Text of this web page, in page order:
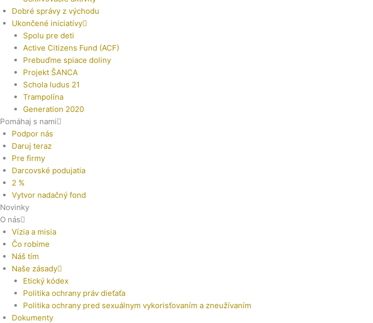
Dobré správy z východu
Ukončené iniciatívy
Spolu pre deti
Active Citizens Fund (ACF)
Prebuďme spiace doliny
Projekt ŠANCA
Schola ludus 21
Trampolína
Generation 2020
Pomáhaj s nami
Podpor nás
Daruj teraz
Pre firmy
Darcovské podujatia
2 %
Vytvor nadačný fond
Novinky
O nás
Vízia a misia
Čo robíme
Náš tím
Naše zásady
Etický kódex
Politika ochrany práv dieťaťa
Politika ochrany pred sexuálnym vykorisťovaním a zneužívaním
Dokumenty